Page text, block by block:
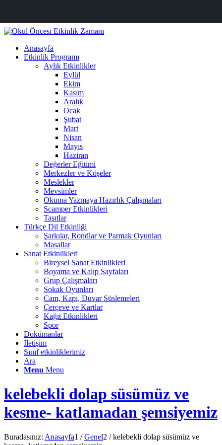
Anasayfa
Etkinlik Programı
Aylık Etkinlikler
Eylül
Ekim
Kasım
Aralık
Ocak
Şubat
Mart
Nisan
Mayıs
Haziran
Değerler Eğitimi
Merkezler ve Köşeler
Meslekler
Mevsimler
Okuma Yazmaya Hazırlık Çalışmaları
Scamper Etkinlikleri
Taşıtlar
Türkçe Dil Etkinliği
Şarkılar, Rondlar ve Parmak Oyunları
Masallar
Sanat Etkinlikleri
Bireysel Sanat Etkinlikleri
Boyama ve Kalıp Sayfaları
Grup Çalışmaları
Sokak Oyunları
Cam, Kapı, Duvar Süslemeleri
Çerçeve ve Kartlar
Kağıt Etkinlikleri
Spor
Dokümanlar
İletişim
Sınıf etkinliklerimiz
Ara
Menu Menu
kelebekli dolap süsümüz ve
kesme- katlamadan şemsiyemiz
Buradasınız: Anasayfa1 / Genel2 / kelebekli dolap süsümüz ve